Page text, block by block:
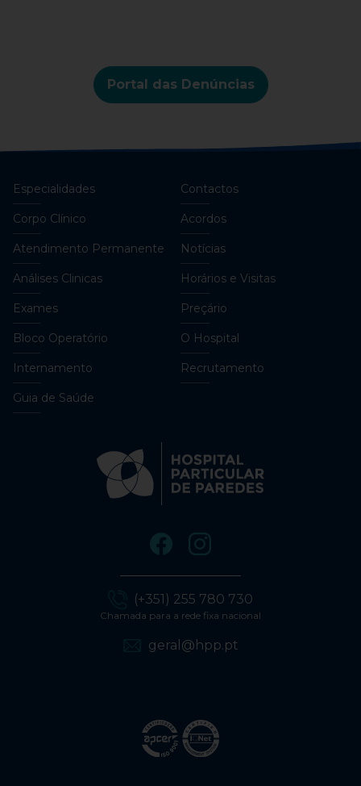
Portal das Denúncias
(+351) 255 780 730
Chamada para a rede fixa nacional
geral@hpp.pt
Especialidades
Corpo Clínico
Atendimento Permanente
Análises Clinicas
Exames
Bloco Operatório
Internamento
Guia de Saúde
Contactos
Acordos
Notícias
Horários e Visitas
Preçário
O Hospital
Recrutamento